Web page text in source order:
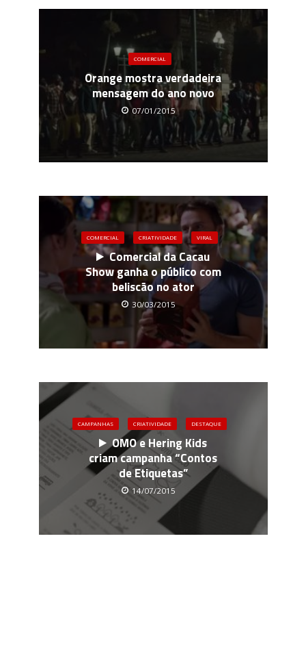
COMERCIAL
Orange mostra verdadeira
mensagem do ano novo
07/01/2015
COMERCIAL CRIATIVIDADE VIRAL
Comercial da Cacau
Show ganha o público com
beliscão no ator
30/03/2015
CAMPANHAS CRIATIVIDADE DESTAQUE
OMO e Hering Kids
criam campanha “Contos
de Etiquetas”
14/07/2015